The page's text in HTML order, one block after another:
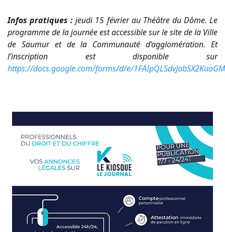
Infos pratiques :jeudi 15 février au Théâtre du Dôme. Le
programme de la journée est accessible sur le site de la Ville
de Saumur et de la Communauté d’agglomération. Et
l’inscription est disponible sur
https://docs.google.com/forms/d/e/